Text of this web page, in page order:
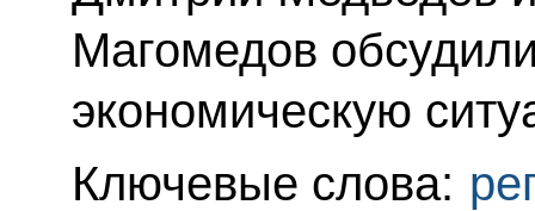
Магомедов
экономическую
Ключевые слова: